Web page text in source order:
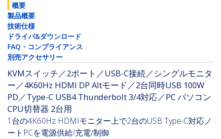
概要
製品概要
技術仕様
ドライバ&ダウンロード
FAQ・コンプライアンス
別売アクセサリー
KVMスイッチ／2ポート／USB-C接続／シングルモニタ
ー／4K60Hz HDMI DP Altモード／2台同時USB 100W
PD／Type-C USB4 Thunderbolt 3/4対応／PC パソコン
CPU切替器 2台用
1台の4K60Hz HDMIモニター上で2台のUSB Type-C対応ノ
ートPCを電源供給/充電/制御